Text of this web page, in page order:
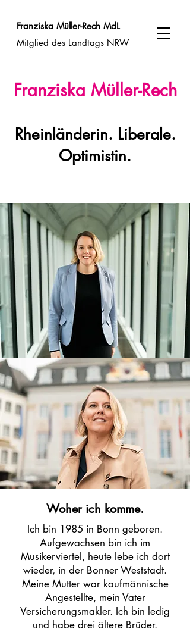
Franziska Müller-Rech MdL
Mitglied des Landtags NRW
Franziska Müller-Rech
Rheinländerin. Liberale.
Optimistin.
Woher ich komme.
Ich bin 1985 in Bonn geboren.
Aufgewachsen bin ich im
Musikerviertel, heute lebe ich dort
wieder, in der Bonner Weststadt.
Meine Mutter war kaufmännische
Angestellte, mein Vater
Versicherungsmakler. Ich bin ledig
und habe drei ältere Brüder.